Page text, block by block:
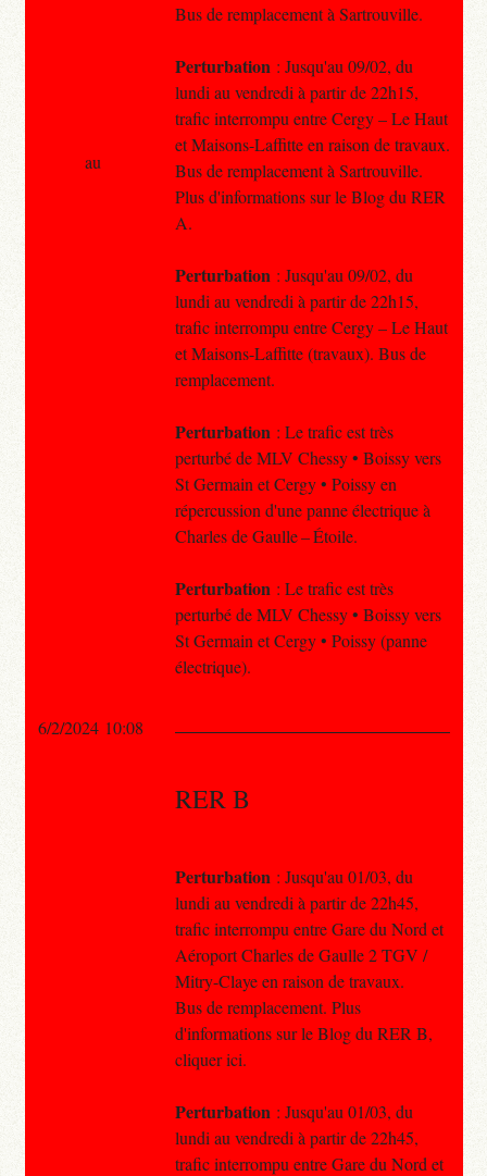
Bus de remplacement à Sartrouville.
Perturbation : Jusqu'au 09/02, du
lundi au vendredi à partir de 22h15,
trafic interrompu entre Cergy – Le Haut
et Maisons-Laffitte en raison de travaux.
Bus de remplacement à Sartrouville.
Plus d'informations sur le Blog du RER
A.
Perturbation : Jusqu'au 09/02, du
lundi au vendredi à partir de 22h15,
trafic interrompu entre Cergy – Le Haut
et Maisons-Laffitte (travaux). Bus de
remplacement.
Perturbation : Le trafic est très
perturbé de MLV Chessy • Boissy vers
St Germain et Cergy • Poissy en
répercussion d'une panne électrique à
Charles de Gaulle – Étoile.
Perturbation : Le trafic est très
perturbé de MLV Chessy • Boissy vers
St Germain et Cergy • Poissy (panne
électrique).
RER B
Perturbation : Jusqu'au 01/03, du
lundi au vendredi à partir de 22h45,
trafic interrompu entre Gare du Nord et
Aéroport Charles de Gaulle 2 TGV /
Mitry-Claye en raison de travaux.
Bus de remplacement. Plus
d'informations sur le Blog du RER B,
cliquer ici.
Perturbation : Jusqu'au 01/03, du
lundi au vendredi à partir de 22h45,
trafic interrompu entre Gare du Nord et
au
6/2/2024 10:08